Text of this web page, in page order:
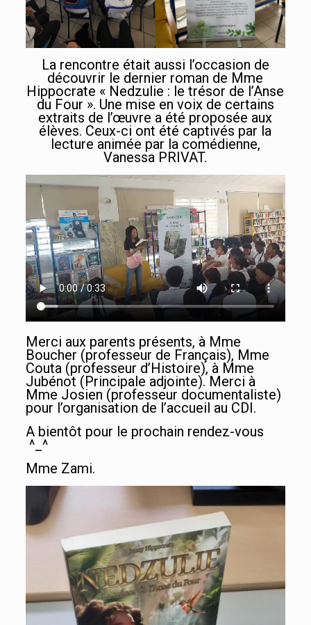
La rencontre était aussi l’occasion de
découvrir le dernier roman de Mme
Hippocrate « Nedzulie : le trésor de l’Anse
du Four ». Une mise en voix de certains
extraits de l’œuvre a été proposée aux
élèves. Ceux-ci ont été captivés par la
lecture animée par la comédienne,
Vanessa PRIVAT.
Merci aux parents présents, à Mme
Boucher (professeur de Français), Mme
Couta (professeur d’Histoire), à Mme
Jubénot (Principale adjointe). Merci à
Mme Josien (professeur documentaliste)
pour l’organisation de l’accueil au CDI.
A bientôt pour le prochain rendez-vous
^_^
Mme Zami.